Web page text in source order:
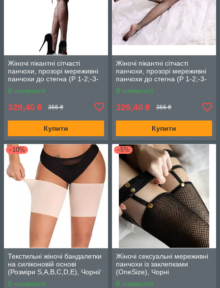
Жіночі пікантні сітчасті
панчохи, прозорі мереживні
панчохи до стегна (Р 1-2;-3-
4), Червоні
В наявності
329,40 ₴ 366 ₴
Купити
Жіночі пікантні сітчасті
панчохи, прозорі мереживні
панчохи до стегна (Р 1-2;-3-
4), Рожеві
В наявності
329,40 ₴ 366 ₴
Купити
–10%
Текстильні жіночі бандалетки
на силіконовій основі
(Розміри S,А,В,С,D,E), Чорні/
Бежеві
В наявності
–5%
Жіночі сексуальні мереживні
панчохи із заклепками
(OneSize), Чорні
В наявності